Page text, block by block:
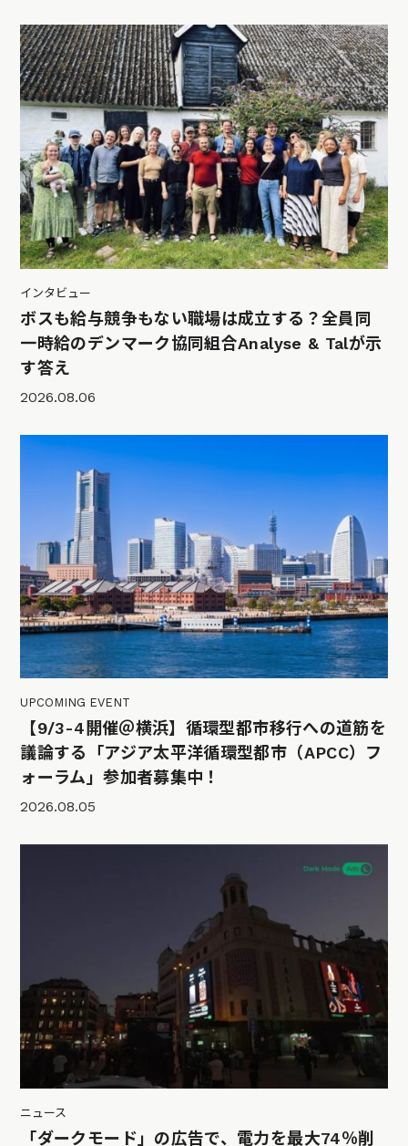
インタビュー
ボスも給与競争もない職場は成立する？全員同
一時給のデンマーク協同組合Analyse & Talが示
す答え
2026.08.06
UPCOMING EVENT
【9/3-4開催＠横浜】循環型都市移行への道筋を
議論する「アジア太平洋循環型都市（APCC）フ
ォーラム」参加者募集中！
2026.08.05
ニュース
「ダークモード」の広告で、電力を最大74％削